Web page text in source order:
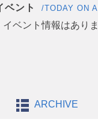
ベント /TODAY ON
ベント情報はあり
ARCHIVE